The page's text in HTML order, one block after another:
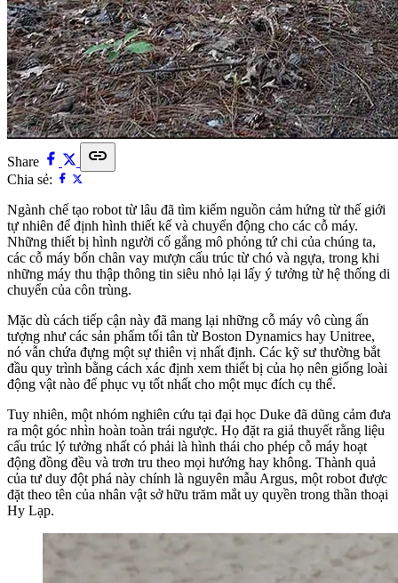
Share link
Chia sẻ:
Ngành chế tạo robot từ lâu đã tìm kiếm nguồn cảm hứng từ thế giới
tự nhiên để định hình thiết kế và chuyển động cho các cỗ máy.
Những thiết bị hình người cố gắng mô phỏng tứ chi của chúng ta,
các cỗ máy bốn chân vay mượn cấu trúc từ chó và ngựa, trong khi
những máy thu thập thông tin siêu nhỏ lại lấy ý tưởng từ hệ thống di
chuyển của côn trùng.
Mặc dù cách tiếp cận này đã mang lại những cỗ máy vô cùng ấn
tượng như các sản phẩm tối tân từ Boston Dynamics hay Unitree,
nó vẫn chứa đựng một sự thiên vị nhất định. Các kỹ sư thường bắt
đầu quy trình bằng cách xác định xem thiết bị của họ nên giống loài
động vật nào để phục vụ tốt nhất cho một mục đích cụ thể.
Tuy nhiên, một nhóm nghiên cứu tại đại học Duke đã dũng cảm đưa
ra một góc nhìn hoàn toàn trái ngược. Họ đặt ra giả thuyết rằng liệu
cấu trúc lý tưởng nhất có phải là hình thái cho phép cỗ máy hoạt
động đồng đều và trơn tru theo mọi hướng hay không. Thành quả
của tư duy đột phá này chính là nguyên mẫu Argus, một robot được
đặt theo tên của nhân vật sở hữu trăm mắt uy quyền trong thần thoại
Hy Lạp.